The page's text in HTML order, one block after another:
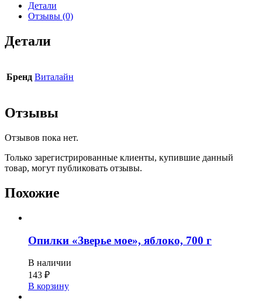
Детали
Отзывы (0)
Детали
Бренд Виталайн
Отзывы
Отзывов пока нет.
Только зарегистрированные клиенты, купившие данный
товар, могут публиковать отзывы.
Похожие
Опилки «Зверье мое», яблоко, 700 г
В наличии
143 ₽
В корзину